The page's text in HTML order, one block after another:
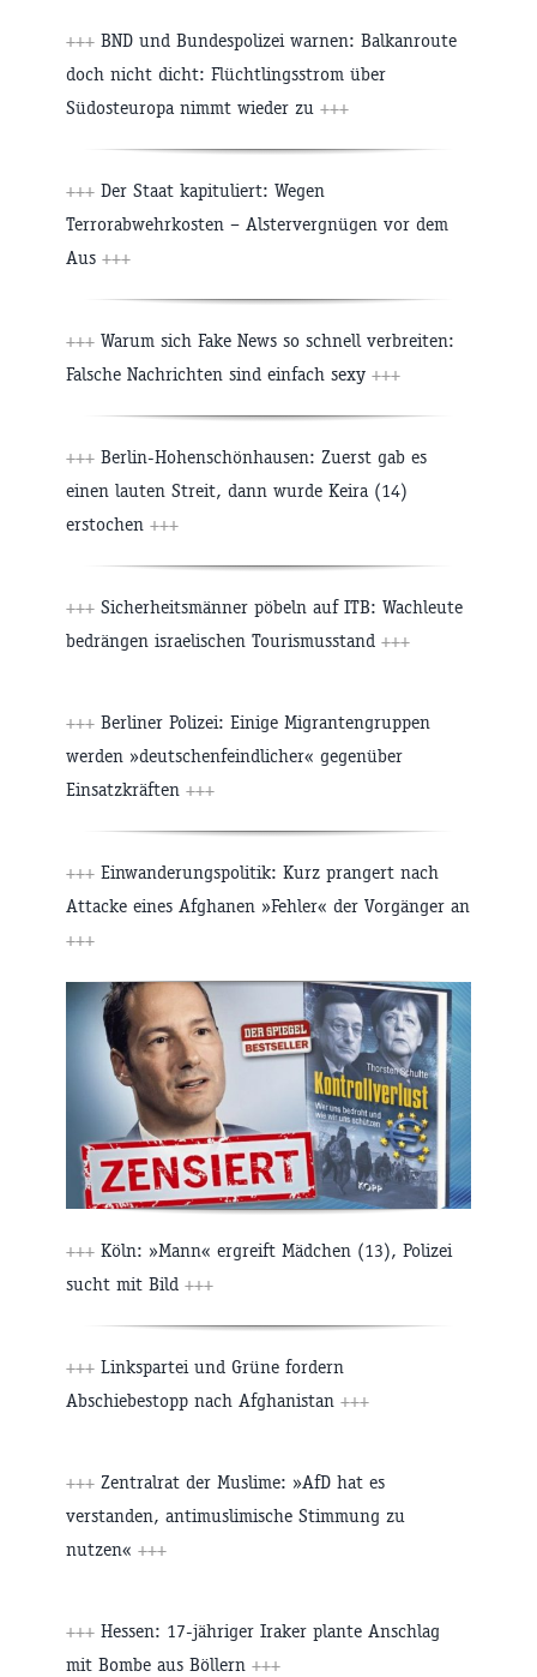
+++ BND und Bundespolizei warnen: Balkanroute
doch nicht dicht: Flüchtlingsstrom über
Südosteuropa nimmt wieder zu +++
+++ Der Staat kapituliert: Wegen
Terrorabwehrkosten – Alstervergnügen vor dem
Aus +++
+++ Warum sich Fake News so schnell verbreiten:
Falsche Nachrichten sind einfach sexy +++
+++ Berlin-Hohenschönhausen: Zuerst gab es
einen lauten Streit, dann wurde Keira (14)
erstochen +++
+++ Sicherheitsmänner pöbeln auf ITB: Wachleute
bedrängen israelischen Tourismusstand +++
+++ Berliner Polizei: Einige Migrantengruppen
werden »deutschenfeindlicher« gegenüber
Einsatzkräften +++
+++ Einwanderungspolitik: Kurz prangert nach
Attacke eines Afghanen »Fehler« der Vorgänger an
+++
+++ Köln: »Mann« ergreift Mädchen (13), Polizei
sucht mit Bild +++
+++ Linkspartei und Grüne fordern
Abschiebestopp nach Afghanistan +++
+++ Zentralrat der Muslime: »AfD hat es
verstanden, antimuslimische Stimmung zu
nutzen« +++
+++ Hessen: 17-jähriger Iraker plante Anschlag
mit Bombe aus Böllern +++